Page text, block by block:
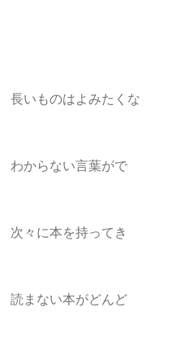
長いものはよみたくな
わからない言葉がで
次々に本を持ってき
読まない本がどんど